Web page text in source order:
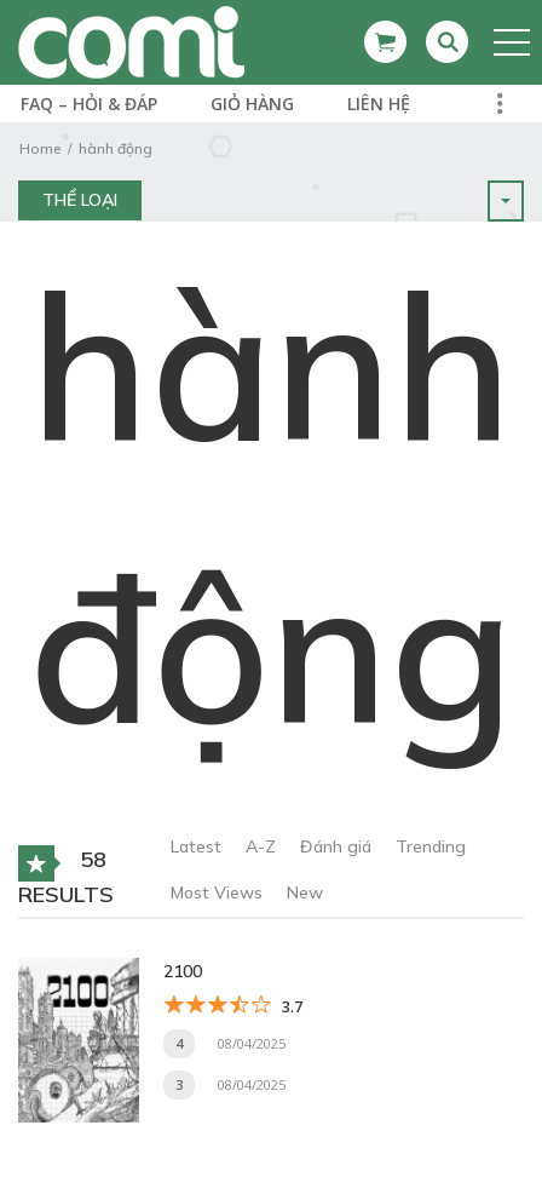
FAQ – HỎI & ĐÁP GIỎ HÀNG LIÊN HỆ
Home hành động
THỂ LOẠI
hành
động
58
RESULTS
Latest A-Z Đánh giá Trending
Most Views New
2100
3.7
4 08/04/2025
3 08/04/2025